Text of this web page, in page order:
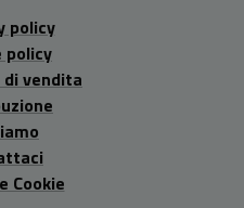
policy
policy
di vendita
Cookie